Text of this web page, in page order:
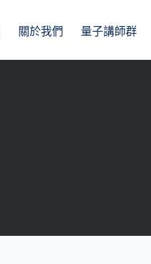
關於我們 量子講師群